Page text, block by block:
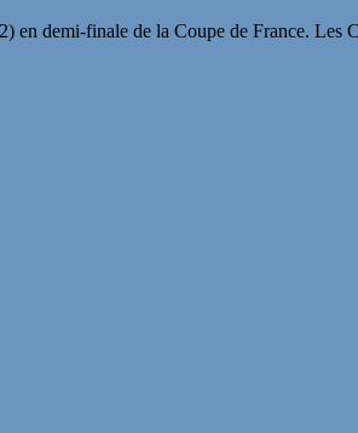
en demi-finale de la Coupe de France. Les